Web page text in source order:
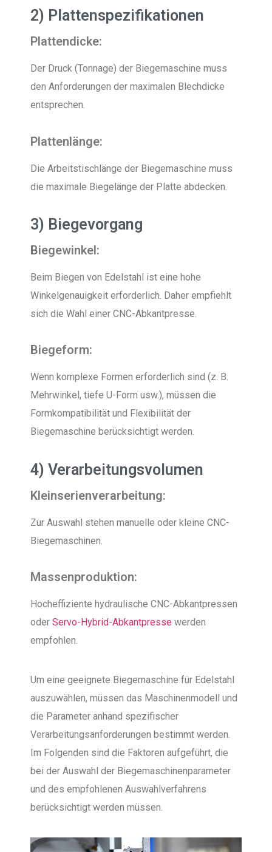
2) Plattenspezifikationen
Plattendicke:
Der Druck (Tonnage) der Biegemaschine muss
den Anforderungen der maximalen Blechdicke
entsprechen.
Plattenlänge:
Die Arbeitstischlänge der Biegemaschine muss
die maximale Biegelänge der Platte abdecken.
3) Biegevorgang
Biegewinkel:
Beim Biegen von Edelstahl ist eine hohe
Winkelgenauigkeit erforderlich. Daher empfiehlt
sich die Wahl einer CNC-Abkantpresse.
Biegeform:
Wenn komplexe Formen erforderlich sind (z. B.
Mehrwinkel, tiefe U-Form usw.), müssen die
Formkompatibilität und Flexibilität der
Biegemaschine berücksichtigt werden.
4) Verarbeitungsvolumen
Kleinserienverarbeitung:
Zur Auswahl stehen manuelle oder kleine CNC-
Biegemaschinen.
Massenproduktion:
Hocheffiziente hydraulische CNC-Abkantpressen
oder Servo-Hybrid-Abkantpresse werden
empfohlen.
Um eine geeignete Biegemaschine für Edelstahl
auszuwählen, müssen das Maschinenmodell und
die Parameter anhand spezifischer
Verarbeitungsanforderungen bestimmt werden.
Im Folgenden sind die Faktoren aufgeführt, die
bei der Auswahl der Biegemaschinenparameter
und des empfohlenen Auswahlverfahrens
berücksichtigt werden müssen.